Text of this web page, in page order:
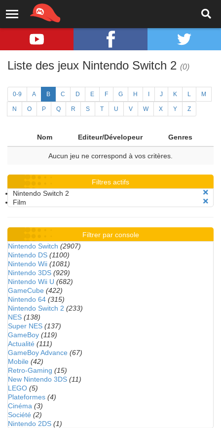
Liste des jeux Nintendo Switch 2 (0)
0-9 A B C D E F G H J K L M
N O P Q R S T U V W X Y Z
Nom Editeur/Dévelopeur Genres
Aucun jeu ne correspond à vos critères.
Filtres actifs
Nintendo Switch 2
Film
Filtrer par console
Nintendo Switch (2907)
Nintendo DS (1100)
Nintendo Wii (1081)
Nintendo 3DS (929)
Nintendo Wii U (682)
GameCube (422)
Nintendo 64 (315)
Nintendo Switch 2 (233)
NES (138)
Super NES (137)
GameBoy (119)
Actualité (111)
GameBoy Advance (67)
Mobile (42)
Retro-Gaming (15)
New Nintendo 3DS (11)
LEGO (5)
Plateformes (4)
Cinéma (3)
Société (2)
Nintendo 2DS (1)